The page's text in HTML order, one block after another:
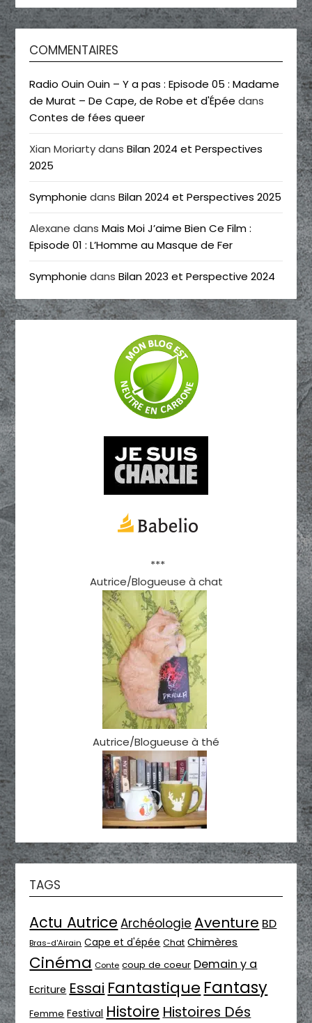
COMMENTAIRES
Radio Ouin Ouin – Y a pas : Episode 05 : Madame
de Murat – De Cape, de Robe et d'Épée dans
Contes de fées queer
Xian MoriartydansBilan 2024 et Perspectives
2025
Symphonie dansBilan 2024 et Perspectives 2025
Alexane dansMais Moi J’aime Bien Ce Film :
Episode 01 : L’Homme au Masque de Fer
Symphonie dansBilan 2023 et Perspective 2024
***
Autrice/Blogueuse à chat
Autrice/Blogueuse à thé
TAGS
Actu Autrice Archéologie Aventure BD
Bras-d'Airain Cape et d'épée Chat Chimères
Cinéma Conte coup de coeur Demain y a
Ecriture Essai Fantastique Fantasy
Femme Festival Histoire Histoires Dés